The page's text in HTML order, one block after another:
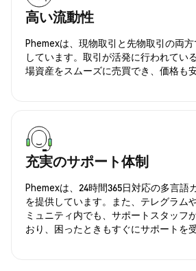
高い流動性
Phemexは、現物取引と先物取引の両
しています。取引が活発に行われてい
場資産をスムーズに売買でき、価格も
充実のサポート体制
Phemexは、24時間365日対応の多言語
を提供しています。また、テレグラム
ミュニティ内でも、サポートスタッフ
おり、困ったときもすぐにサポートを